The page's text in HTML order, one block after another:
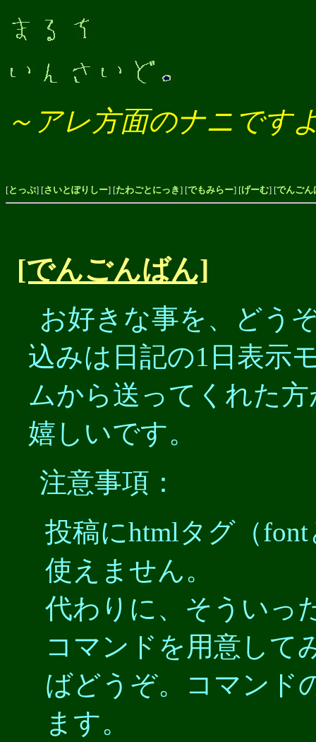
～アレ方面のナニです
[とっぷ] [さいとぽりしー] [たわごとにっき] [でもみらー] [げーむ] [でんごん
[でんごんばん]
お好きな事を、どう
込みは日記の1日表示
ムから送ってくれた
嬉しいです。
注意事項：
投稿にhtmlタグ（
使えません。
代わりに、そういっ
コマンドを用意して
ばどうぞ。コマンド
ます。